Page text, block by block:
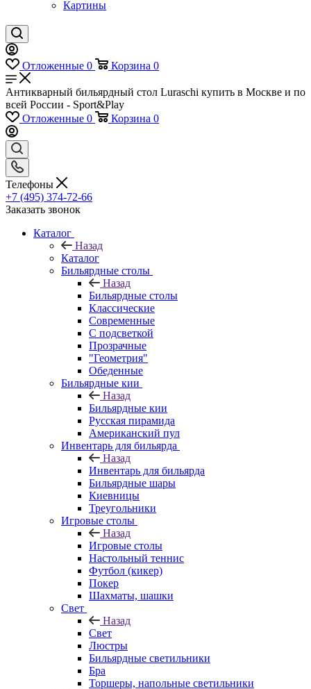
Картины
Отложенные 0 Корзина 0
Антикварный бильярдный стол Luraschi купить в Москве и по
всей России - Sport&Play
Отложенные 0 Корзина 0
Телефоны
+7 (495) 374-72-66
Заказать звонок
Каталог
Назад
Каталог
Бильярдные столы
Назад
Бильярдные столы
Классические
Современные
С подсветкой
Прозрачные
"Геометрия"
Обеденные
Бильярдные кии
Назад
Бильярдные кии
Русская пирамида
Американский пул
Инвентарь для бильярда
Назад
Инвентарь для бильярда
Бильярдные шары
Киевницы
Треугольники
Игровые столы
Назад
Игровые столы
Настольный теннис
Футбол (кикер)
Покер
Шахматы, шашки
Свет
Назад
Свет
Люстры
Бильярдные светильники
Бра
Торшеры, напольные светильники